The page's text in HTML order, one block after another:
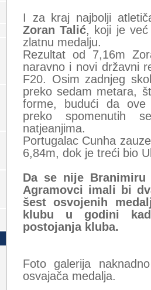
I za kraj najbolji
Zoran Talić, koji je
zlatnu medalju.
Rezultat od 7,16m
naravno i novi državni
F20. Osim zadnjeg
preko sedam metara,
forme, budući da ove
preko spomenutih
natjeanjima.
Portugalac Cunha
6,84m, dok je treći bio
Da se nije
Agramovci imali bi
šest osvojenih
klubu u godini
postojanja kluba.
Foto galerija
osvajača medalja.